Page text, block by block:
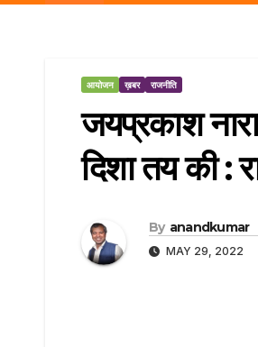
आयोजन ख़बर राजनीति
जयप्रकाश
दिशा तय की :
By anandkumar
MAY 29, 2022
r